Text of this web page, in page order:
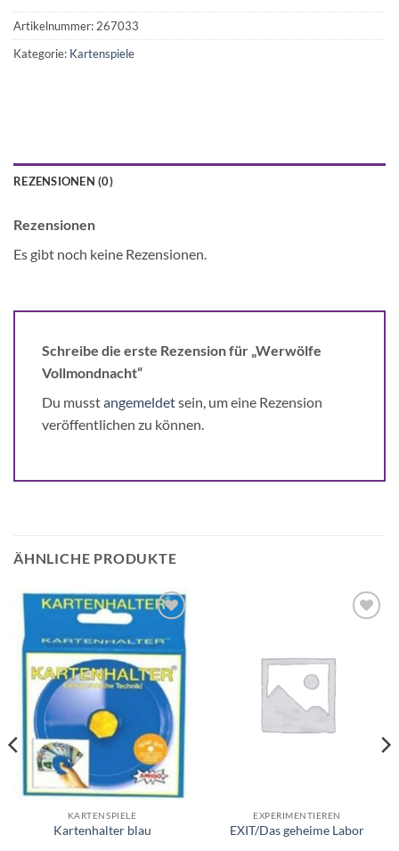
Artikelnummer: 267033
Kategorie: Kartenspiele
REZENSIONEN (0)
Rezensionen
Es gibt noch keine Rezensionen.
Schreibe die erste Rezension für „Werwölfe
Vollmondnacht“
Du musstangemeldetsein, um eine Rezension
veröffentlichen zu können.
ÄHNLICHE PRODUKTE
Wunschliste
KARTENSPIELE
Kartenhalter blau
EXPERIMENTIEREN
EXIT/Das geheime Labor